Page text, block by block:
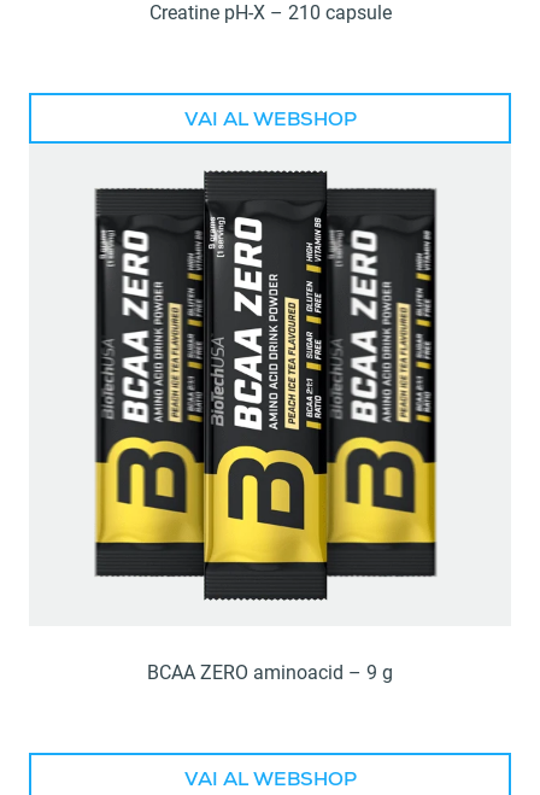
Creatine pH-X – 210 capsule
VAI AL WEBSHOP
BCAA ZERO aminoacid – 9 g
VAI AL WEBSHOP